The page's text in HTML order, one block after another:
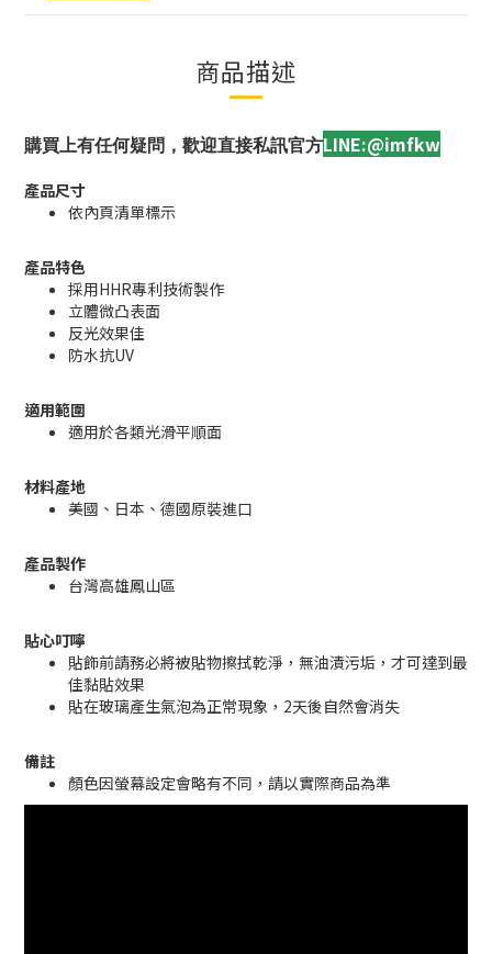
商品描述
購買上有任何疑問，歡迎直接私訊官方LINE:@imfkw
產品尺寸
依內頁清單標示
產品特色
採用HHR專利技術製作
立體微凸表面
反光效果佳
防水抗UV
適用範圍
適用於各類光滑平順面
材料產地
美國、日本、德國原裝進口
產品製作
台灣高雄鳳山區
貼心叮嚀
貼飾前請務必將被貼物擦拭乾淨，無油漬污垢，才可達到最
佳黏貼效果
貼在玻璃產生氣泡為正常現象，2天後自然會消失
備註
顏色因螢幕設定會略有不同，請以實際商品為準